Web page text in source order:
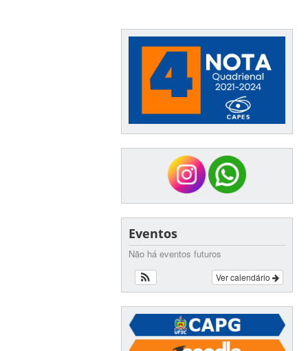
Eventos
Não há eventos futuros
Ver calendário